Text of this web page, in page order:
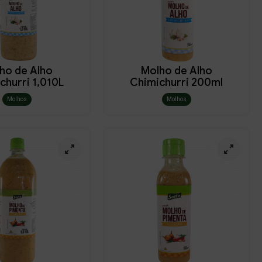
de Alho
1,010L
Molhos
Molho de Alho
Chimichurri 200ml
Molhos